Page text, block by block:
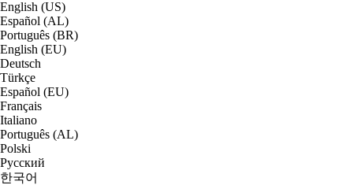
English (US)
Español (AL)
Português (BR)
English (EU)
Deutsch
Türkçe
Español (EU)
Français
Italiano
Português (AL)
Polski
Русский
한국어